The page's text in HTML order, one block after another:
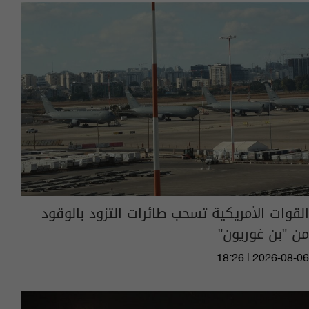
القوات الأمريكية تسحب طائرات التزود بالوقود
من "بن غوريون"
18:26 | 2026-08-06